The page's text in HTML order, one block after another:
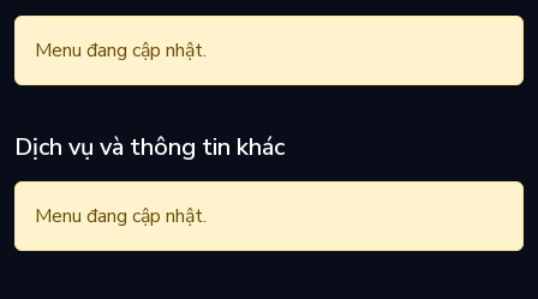
Menu đang cập nhật.
Dịch vụ và thông tin khác
Menu đang cập nhật.